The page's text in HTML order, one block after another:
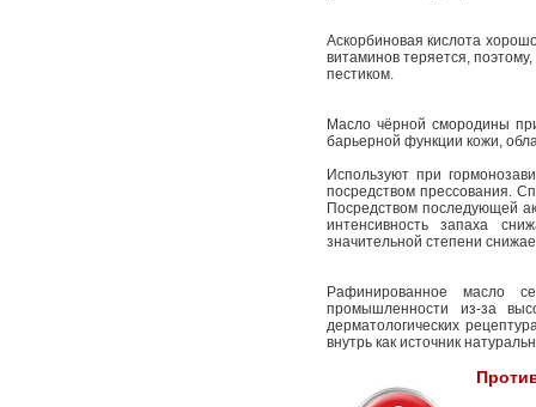
Аскорбиновая кислота
витаминов теряется,
пестиком.
Масло чёрной смородины
барьерной функции кожи,
Используют при
посредством прессования.
Посредством последующей
интенсивность запаха
значительной степени
Рафинированное масло
промышленности из-за
дерматологических
внутрь как источник